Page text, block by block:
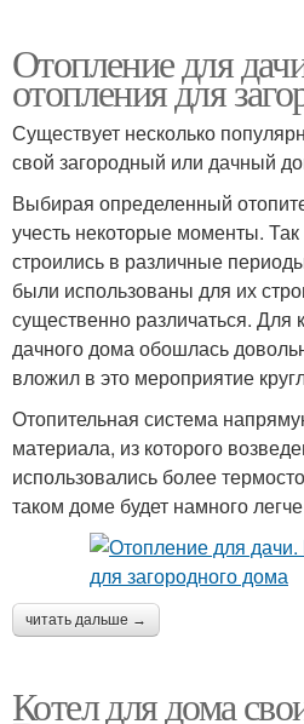
Отопление для
отопления для
Существует несколько
свой загородный или дачный
Выбирая определенный
учесть некоторые моменты.
строились в различные
были использованы для их
существенно различаться. Для
дачного дома обошлась
вложил в это мероприятие
Отопительная система
материала, из которого
использовались более
таком доме будет намного
читать дальше →
Котел для дома